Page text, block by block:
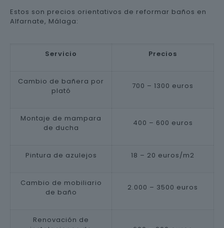
Estos son precios orientativos de reformar baños en
Alfarnate, Málaga:
Servicio Precios
Cambio de bañera por
plató
700 – 1300 euros
Montaje de mampara
de ducha
400 – 600 euros
Pintura de azulejos 18 – 20 euros/m2
Cambio de mobiliario
de baño
2.000 – 3500 euros
Renovación de